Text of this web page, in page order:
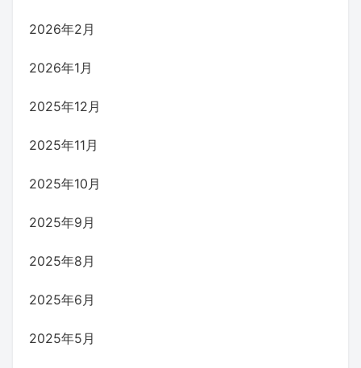
2026年2月
2026年1月
2025年12月
2025年11月
2025年10月
2025年9月
2025年8月
2025年6月
2025年5月